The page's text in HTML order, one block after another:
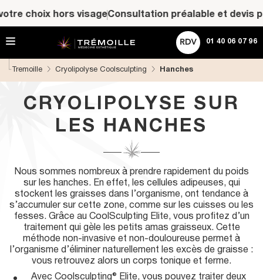
l
l
d
r
hors visageConsultation préalable et devis
01 40 06 07 96
ACHETER UNE CARTE CADEAU
Rechercher
Tremoille Cryolipolyse Coolsculpting Hanches
CRYOLIPOLYSE SUR
LES HANCHES
Nous sommes nombreux à prendre rapidement du poids
sur les hanches. En effet, les cellules adipeuses, qui
stockent les graisses dans l’organisme, ont tendance à
s’accumuler sur cette zone, comme sur les cuisses ou les
fesses. Grâce au CoolSculpting Elite, vous profitez d’un
traitement qui gèle les petits amas graisseux. Cette
méthode non-invasive et non-douloureuse permet à
l’organisme d’éliminer naturellement les excès de graisse :
vous retrouvez alors un corps tonique et ferme.
Avec Coolsculpting® Elite, vous pouvez traiter deux